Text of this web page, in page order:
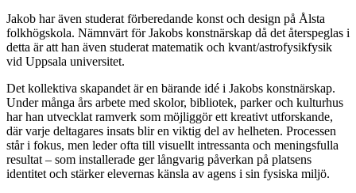
Jakob har även studerat förberedande konst och design på Ålsta
folkhögskola. Nämnvärt för Jakobs konstnärskap då det återspeglas i
detta är att han även studerat matematik och kvant/astrofysikfysik
vid Uppsala universitet.
Det kollektiva skapandet är en bärande idé i Jakobs konstnärskap.
Under många års arbete med skolor, bibliotek, parker och kulturhus
har han utvecklat ramverk som möjliggör ett kreativt utforskande,
där varje deltagares insats blir en viktig del av helheten. Processen
står i fokus, men leder ofta till visuellt intressanta och meningsfulla
resultat – som installerade ger långvarig påverkan på platsens
identitet och stärker elevernas känsla av agens i sin fysiska miljö.